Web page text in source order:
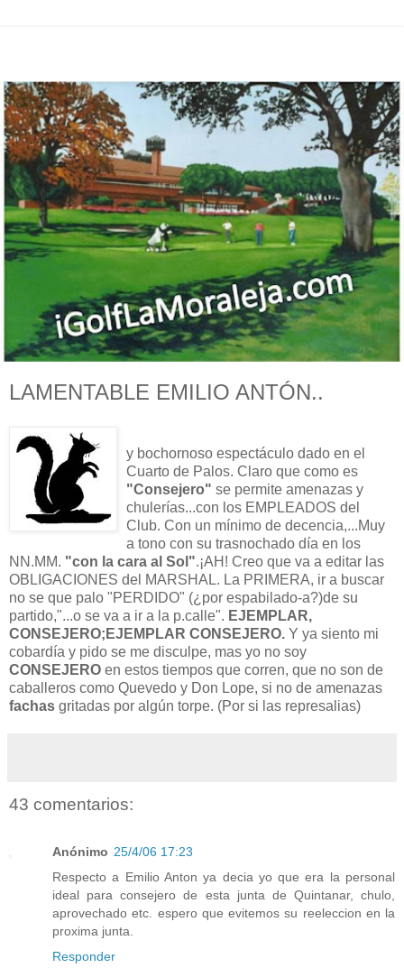
LAMENTABLE EMILIO ANTÓN..
y bochornoso espectáculo dado en el
Cuarto de Palos. Claro que como es
"Consejero" se permite amenazas y
chulerías...con los EMPLEADOS del
Club. Con un mínimo de decencia,...Muy
a tono con su trasnochado día en los
NN.MM. "con la cara al Sol".¡AH! Creo que va a editar las
OBLIGACIONES del MARSHAL. La PRIMERA, ir a buscar
no se que palo "PERDIDO" (¿por espabilado-a?)de su
partido,"...o se va a ir a la p.calle". EJEMPLAR,
CONSEJERO;EJEMPLAR CONSEJERO. Y ya siento mi
cobardía y pido se me disculpe, mas yo no soy
CONSEJERO en estos tiempos que corren, que no son de
caballeros como Quevedo y Don Lope, si no de amenazas
fachas gritadas por algún torpe. (Por si las represalias)
43 comentarios:
Anónimo 25/4/06 17:23
Respecto a Emilio Anton ya decia yo que era la personal
ideal para consejero de esta junta de Quintanar, chulo,
aprovechado etc. espero que evitemos su reeleccion en la
proxima junta.
Responder